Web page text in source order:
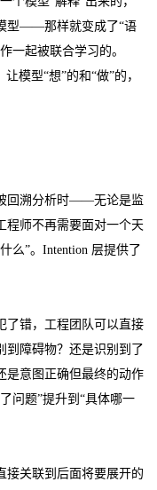
型——那样就变成了“语
一起被联合学习的。
模型“想”的和“做”的，
回溯分析时——无论是监
师不再需要面对一个天
么”。Intention 层提供了
错，工程团队可以直接
到障碍物？还是识别到了
是意图正确但最终的动作
问题”提升到“具体哪一
关联到后面将要展开的